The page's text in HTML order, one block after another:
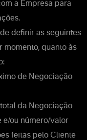
a Empresa para
definir as seguintes
momento, quanto às
de Negociação
da Negociação
e/ou número/valor
feitas pelo Cliente